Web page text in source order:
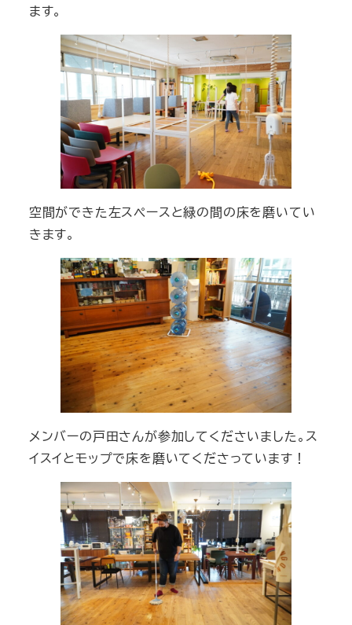
ます。
空間ができた左スペースと緑の間の床を磨いてい
きます。
メンバーの戸田さんが参加してくださいました。ス
イスイとモップで床を磨いてくださっています！